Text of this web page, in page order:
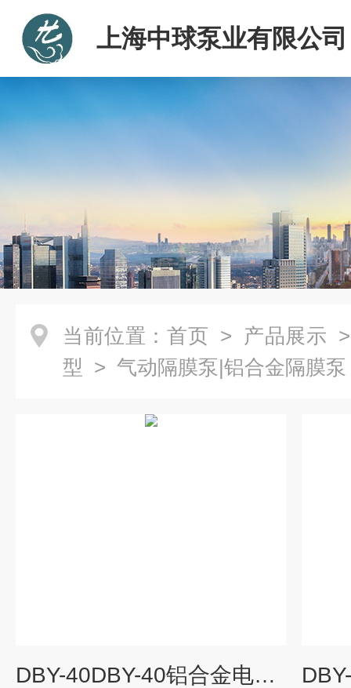
上海中球泵业有限公司
当前位置： 首页 > 产品展示
型 > 气动隔膜泵|铝合金隔膜泵
DBY-40DBY-40铝合金电动隔膜泵 防爆隔膜泵